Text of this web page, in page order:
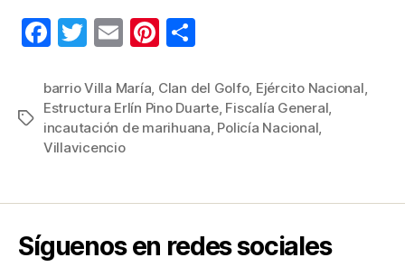
F
c
e
b
o
k
T
tt
er
E
ail
Pi
er
e
m
p
Etiquetas
barrio Villa María Clan del Golfo, Ejército Nacional
Estructura Erlín Pino Duarte, Fiscalía General
incautación de marihuana Policía Nacional
Villavicencio
Síguenos en redes sociales